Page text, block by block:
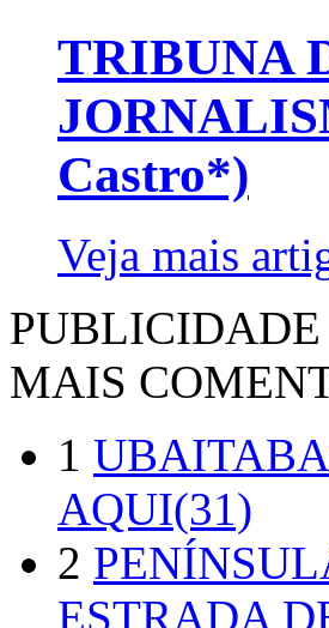
TRIBUNA
Castro*)
Veja mais
PUBLICIDADE
MAIS
1
AQUI(31)
2
ESTRADA